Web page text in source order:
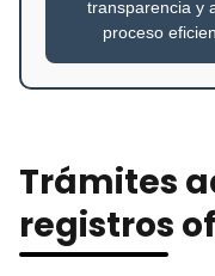
transparencia y
proceso
Trámites
registros